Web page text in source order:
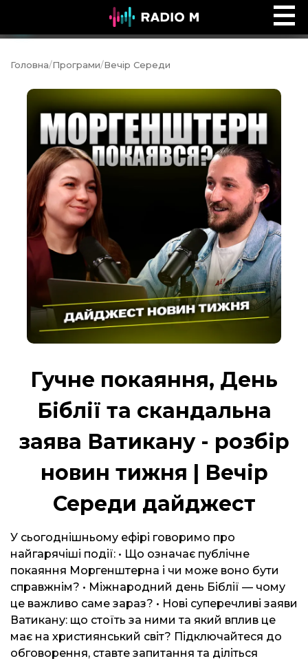
Вечір Середи
Головна/Програми/Вечір Середи
Гучне покаяння, День
Біблії та скандальна
заява Ватикану - розбір
новин тижня | Вечір
Середи дайджест
У сьогоднішньому ефірі говоримо про
найгарячіші події: • Що означає публічне
покаяння Моргенштерна і чи може воно бути
справжнім? • Міжнародний день Біблії — чому
це важливо саме зараз? • Нові суперечливі заяви
Ватикану: що стоїть за ними та який вплив це
має на християнський світ? Підключайтеся до
обговорення, ставте запитання та діліться